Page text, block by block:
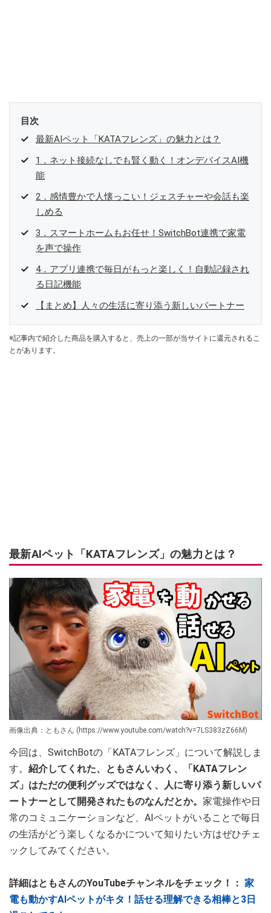
目次
最新AIペット「KATAフレンズ」の魅力とは？
1．ネット接続なしでも賢く動く！オンデバイスAI機
能
2．感情豊かで人懐っこい！ジェスチャーや会話も楽
しめる
3．スマートホームもお任せ！SwitchBot連携で家電
を声で操作
4．アプリ連携で毎日がもっと楽しく！自動記録され
る日記機能
【まとめ】人々の生活に寄り添う新しいパートナー
※記事内で紹介した商品を購入すると、売上の一部が当サイトに還元されるこ
とがあります。
最新AIペット「KATAフレンズ」の魅力とは？
画像出典：ともさん (https://www.youtube.com/watch?v=7LS383zZ66M)
今回は、SwitchBotの「KATAフレンズ」について解説しま
す。 紹介してくれた、ともさんいわく、「KATAフレン
ズ」はただの便利グッズではなく、人に寄り添う新しいパ
ートナーとして開発されたものなんだとか。 家電操作や日
常のコミュニケーションなど、AIペットがいることで毎日
の生活がどう楽しくなるかについて知りたい方はぜひチェ
ックしてみてください。
詳細はともさんのYouTubeチャンネルをチェック！： 家
電も動かすAIペットがキタ！話せる理解できる相棒と3日